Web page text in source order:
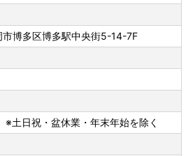
日（日）
日（火）
受け付けております。
応日に順次ご返信いたします。
は、各ページの記載内容をご確認く
市博多区博多駅中央街5-14-7F
日祝・盆休業・年末年始を除く